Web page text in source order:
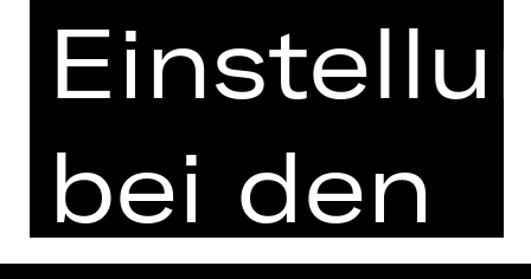
Kartenkauf
Abos 26/27
Presse
Kontakt
Datenschutz
Impressum
bei den